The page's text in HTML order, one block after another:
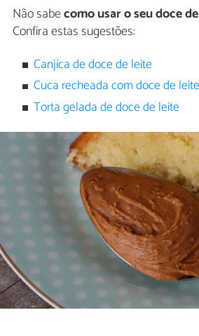
Não sabecomo usar o seu doce
Confira estas sugestões:
Canjica de doce de leite
Cuca recheada com doce de leite
Torta gelada de doce de leite